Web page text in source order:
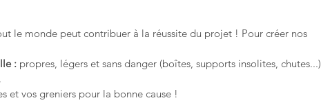
le monde peut contribuer à la réussite du projet ! Pour créer nos
: propres, légers et sans danger (boîtes, supports insolites, chutes...)
et vos greniers pour la bonne cause !